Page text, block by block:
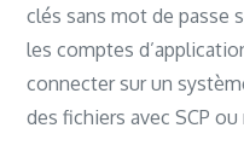
Uncommented
# default value.
Include /etc/ssh/
clés sans mot de passe
les comptes
connecter sur un
des fichiers avec SCP ou